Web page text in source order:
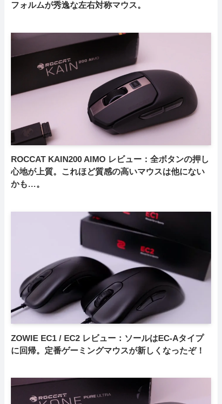
フォルムが秀逸な左右対称マウス。
ROCCAT KAIN200 AIMO レビュー：全ボタンの押し
心地が上質。これほど質感の高いマウスは他にない
かも…。
ZOWIE EC1 / EC2 レビュー：ソールはEC-Aタイプ
に回帰。定番ゲーミングマウスが新しくなったぞ！